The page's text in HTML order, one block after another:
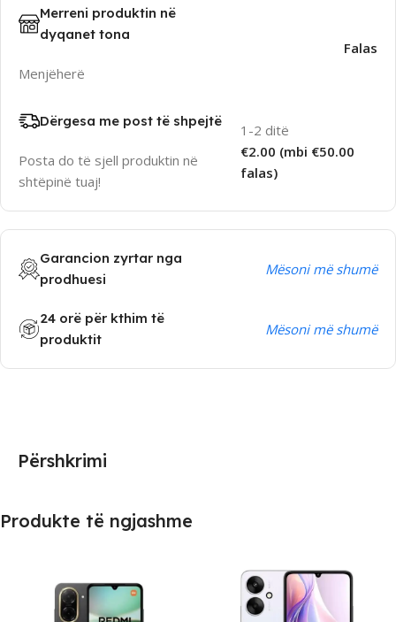
Merreni produktin në
dyqanet tona
Menjëherë
Falas
Dërgesa me post të shpejtë
Posta do të sjell produktin në
shtëpinë tuaj!
1-2 ditë
€2.00 (mbi €50.00
falas)
Garancion zyrtar nga
prodhuesi
Mësoni më shumë
24 orë për kthim të
produktit
Mësoni më shumë
Përshkrimi
Produkte të ngjashme